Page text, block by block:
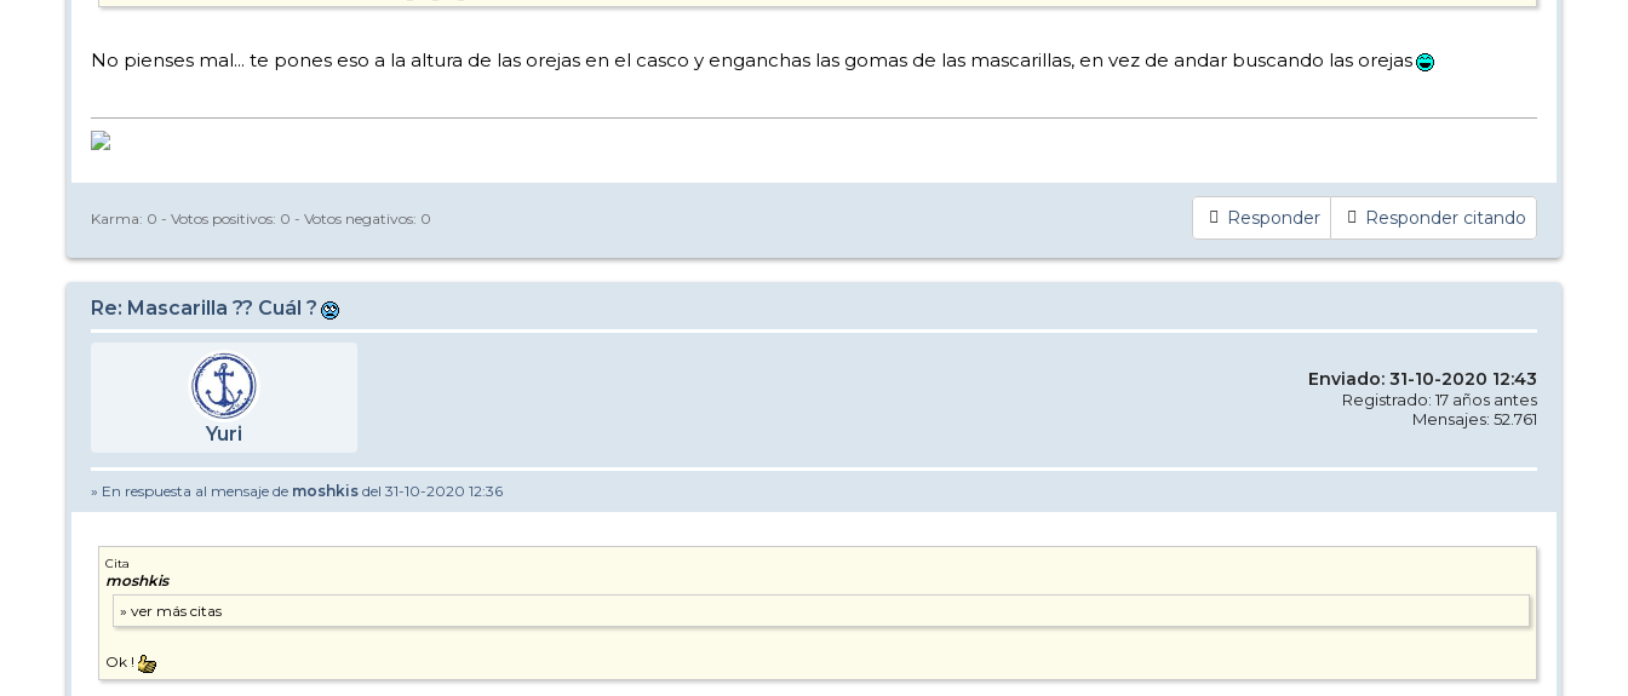
No pienses mal... te pones eso a la altura de las orejas en el casco y enganchas las gomas de las mascarillas, en vez de andar buscando las orejas
Responder Responder citando
Karma: 0 - Votos positivos: 0 - Votos negativos: 0
Re: Mascarilla ?? Cuál ?
Yuri
Enviado: 31-10-2020 12:43
Registrado: 17 años antes
Mensajes: 52.761
» En respuesta al mensaje de moshkis del 31-10-2020 12:36
Cita
moshkis
Ok !